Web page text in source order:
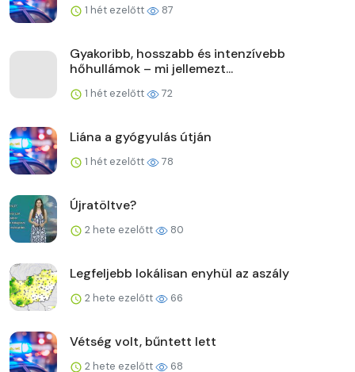
1 hét ezelőtt 87
Gyakoribb, hosszabb és intenzívebb
hőhullámok – mi jellemezt...
1 hét ezelőtt 72
Liána a gyógyulás útján
1 hét ezelőtt 78
Újratöltve?
2 hete ezelőtt 80
Legfeljebb lokálisan enyhül az aszály
2 hete ezelőtt 66
Vétség volt, bűntett lett
2 hete ezelőtt 68